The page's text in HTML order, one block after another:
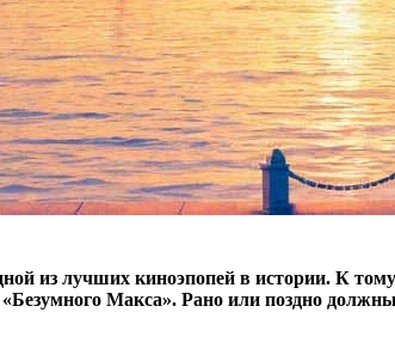
против
из лучших киноэпопей в истории. К
Макса». Рано или поздно